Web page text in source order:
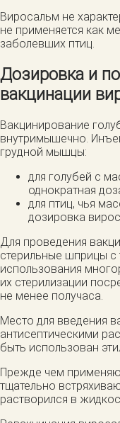
Виросальм не
не применяется как
заболевших птиц.
Дозировка и
вакцинации
Вакцинирование
внутримышечно.
грудной мышцы:
для голубей с
однократная
для птиц, чья
дозировка
Для проведения
стерильные шприцы с
использования
их стерилизации
не менее получаса.
Место для введения
антисептическими
быть использован
Прежде чем
тщательно
растворился в